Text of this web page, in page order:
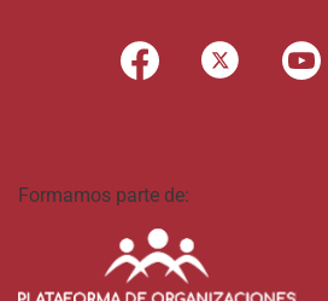
Formamos parte de: